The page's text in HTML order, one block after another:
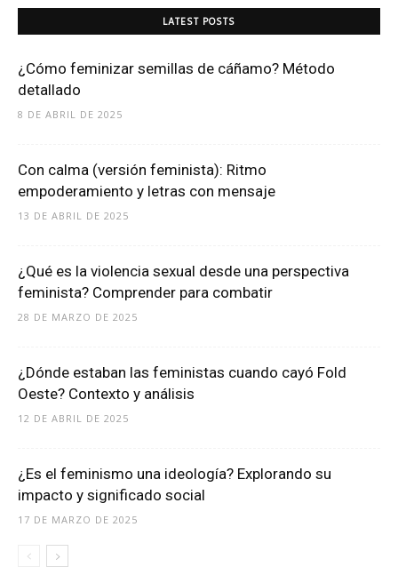
LATEST POSTS
¿Cómo feminizar semillas de cáñamo? Método
detallado
8 DE ABRIL DE 2025
Con calma (versión feminista): Ritmo
empoderamiento y letras con mensaje
13 DE ABRIL DE 2025
¿Qué es la violencia sexual desde una perspectiva
feminista? Comprender para combatir
28 DE MARZO DE 2025
¿Dónde estaban las feministas cuando cayó Fold
Oeste? Contexto y análisis
12 DE ABRIL DE 2025
¿Es el feminismo una ideología? Explorando su
impacto y significado social
17 DE MARZO DE 2025